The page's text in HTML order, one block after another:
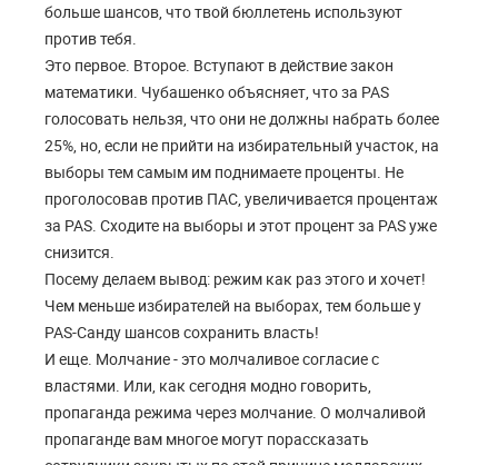
больше шансов, что твой бюллетень используют
против тебя.
Это первое. Второе. Вступают в действие закон
математики. Чубашенко объясняет, что за PAS
голосовать нельзя, что они не должны набрать более
25%, но, если не прийти на избирательный участок, на
выборы тем самым им поднимаете проценты. Не
проголосовав против ПАС, увеличивается процентаж
за PAS. Сходите на выборы и этот процент за PAS уже
снизится.
Посему делаем вывод: режим как раз этого и хочет!
Чем меньше избирателей на выборах, тем больше у
PAS-Санду шансов сохранить власть!
И еще. Молчание - это молчаливое согласие с
властями. Или, как сегодня модно говорить,
пропаганда режима через молчание. О молчаливой
пропаганде вам многое могут порассказать